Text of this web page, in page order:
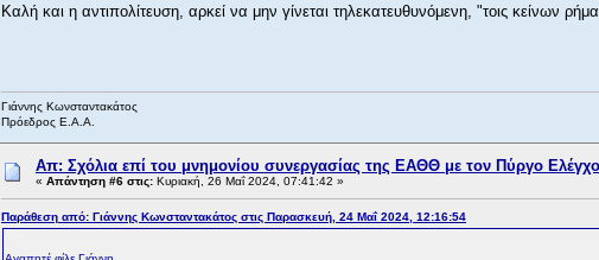
Καλή και η αντιπολίτευση, αρκεί να μην γίνεται τηλεκατευθυνόμενη, "τοις κείνων
Γιάννης Κωνσταντακάτος
Πρόεδρος Ε.Α.Α.
Απ: Σχόλια επί του μνημονίου συνεργασίας της ΕΑΘΘ με τον Πύργο
« Απάντηση #6 στις: Κυριακή, 26 Μαΐ 2024, 07:41:42 »
Παράθεση από: Γιάννης Κωνσταντακάτος στις Παρασκευή, 24 Μαΐ 2024, 12:16:54